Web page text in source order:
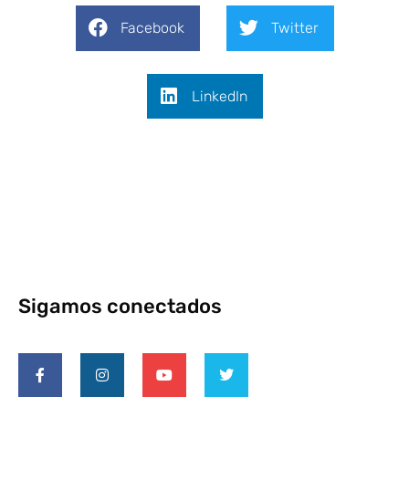
Facebook Twitter
LinkedIn
Sigamos conectados